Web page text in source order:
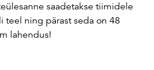
saadetakse tiimidele
teel ning pärast seda on 48
lahendus!